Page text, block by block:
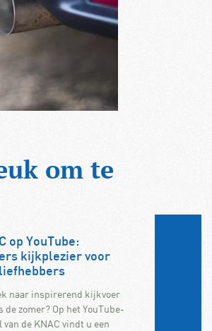
om te
op YouTube:
kijkplezier voor
naar inspirerend kijkvoer
de zomer? Op het YouTube-
van de KNAC vindt u een